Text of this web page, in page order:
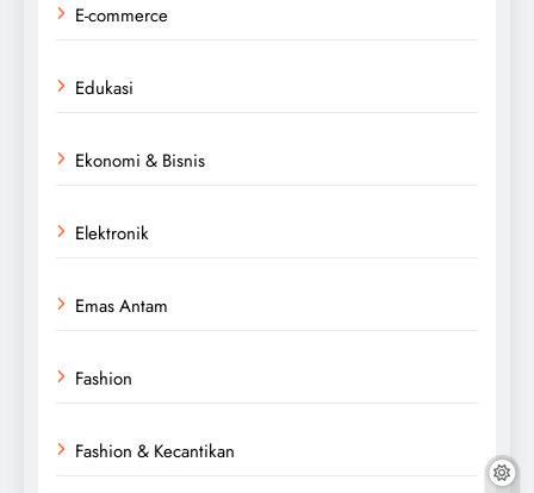
E-commerce
Edukasi
Ekonomi & Bisnis
Elektronik
Emas Antam
Fashion
Fashion & Kecantikan